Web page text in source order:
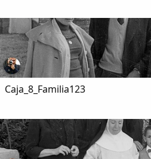
Caja_8_Familia123